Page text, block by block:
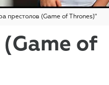
престолов (Game of Thrones)"
of